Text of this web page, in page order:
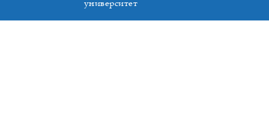
университет